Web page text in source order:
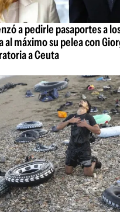
a pedirle pasaportes a
al máximo su pelea con
a Ceuta